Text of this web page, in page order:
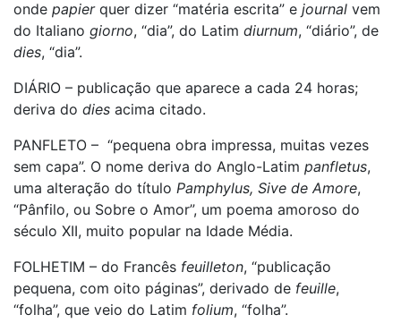
onde papierquer dizer “matéria escrita” e journal vem
do Italiano giorno, “dia”, do Latim diurnum, “diário”, de
dies, “dia”.
DIÁRIO – publicação que aparece a cada 24 horas;
deriva do dies acima citado.
PANFLETO – “pequena obra impressa, muitas vezes
sem capa”. O nome deriva do Anglo-Latim panfletus,
uma alteração do título Pamphylus, Sive de Amore,
“Pânfilo, ou Sobre o Amor”, um poema amoroso do
século XII, muito popular na Idade Média.
FOLHETIM – do Francês feuilleton, “publicação
pequena, com oito páginas”, derivado de feuille,
“folha”, que veio do Latim folium, “folha”.